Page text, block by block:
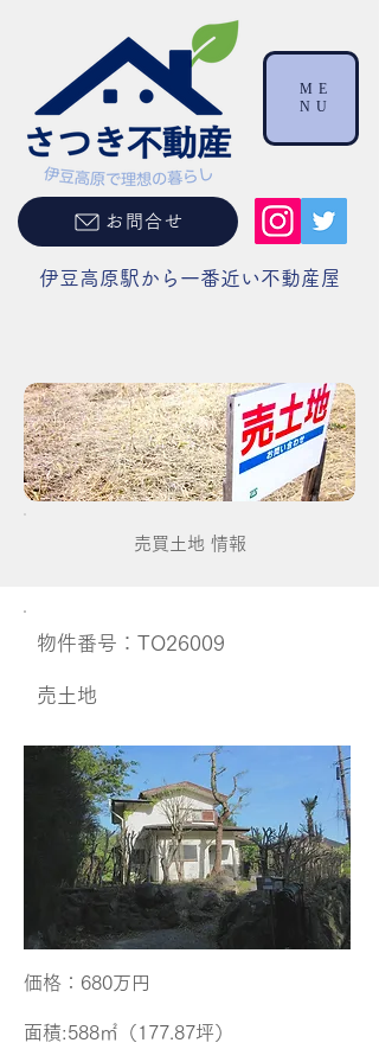
伊豆高原駅から一番近い不動産屋
お問合せ
ME
NU
売買土地 情報
​物件番号：TO26009
​売土地
価格​：680万円
面積​:588㎡（177.87坪）